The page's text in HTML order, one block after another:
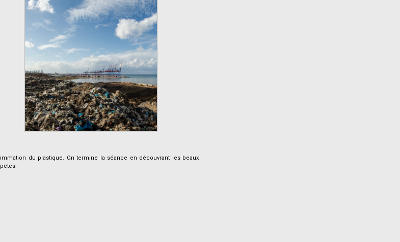
du plastique. On termine la séance en découvrant les beaux